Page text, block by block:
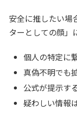
安全に推したい場
ターとしての顔」
個人の特定に
真偽不明でも
公式が提示す
疑わしい情報